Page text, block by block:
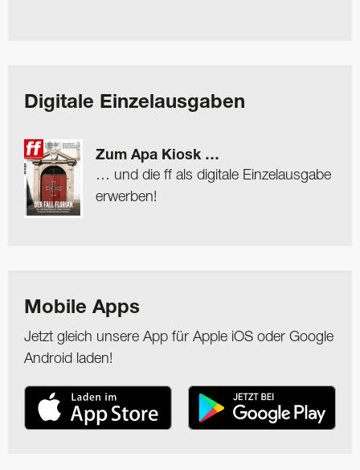
Digitale Einzelausgaben
Zum Apa Kiosk …
… und die ff als digitale Einzelausgabe
erwerben!
Mobile Apps
Jetzt gleich unsere App für Apple iOS oder Google
Android laden!